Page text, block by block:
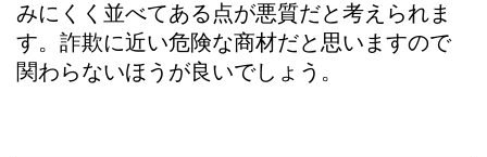
みにくく並べてある点が悪質だと考えられま
す。詐欺に近い危険な商材だと思いますので
関わらないほうが良いでしょう。